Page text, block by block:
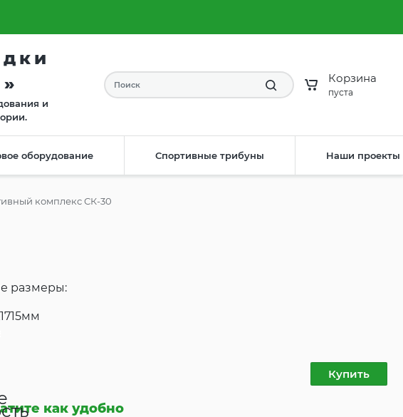
и
Корзина
пуста
оборудование Спортивные трибуны Наши проекты
комплекс СК-30
размеры:
Купить
как удобно